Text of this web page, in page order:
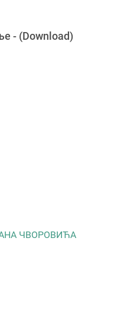
- (Download)
ЧВОРОВИЋА